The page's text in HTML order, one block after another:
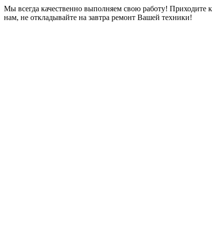
Мы всегда качественно выполняем свою работу! Приходите к
нам, не откладывайте на завтра ремонт Вашей техники!